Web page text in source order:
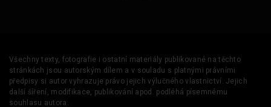
Všechny texty, fotografie i ostatní materiály publikované na těchto
stránkách jsou autorským dílem a v souladu s platnými právními
předpisy si autor vyhrazuje právo jejich výlučného vlastnictví. Jejich
další šíření, modifikace, publikování apod. podléhá písemnému
souhlasu autora.